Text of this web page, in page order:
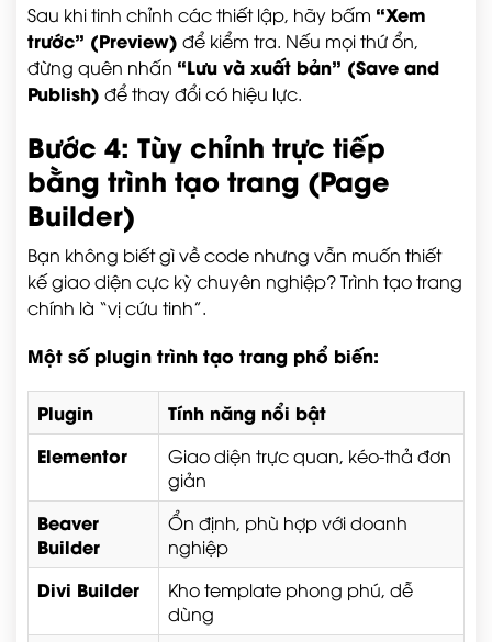
Sau khi tinh chỉnh các thiết lập, hãy bấm “Xem
trước” (Preview) để kiểm tra. Nếu mọi thứ ổn,
đừng quên nhấn “Lưu và xuất bản” (Save and
Publish) để thay đổi có hiệu lực.
Bước 4: Tùy chỉnh trực tiếp
bằng trình tạo trang (Page
Builder)
Bạn không biết gì về code nhưng vẫn muốn thiết
kế giao diện cực kỳ chuyên nghiệp? Trình tạo trang
chính là “vị cứu tinh”.
Một số plugin trình tạo trang phổ biến:
Plugin
Tính năng nổi bật
Elementor
Giao diện trực quan, kéo-thả đơn
giản
Beaver
Builder
Ổn định, phù hợp với doanh
nghiệp
Divi Builder
Kho template phong phú, dễ
dùng